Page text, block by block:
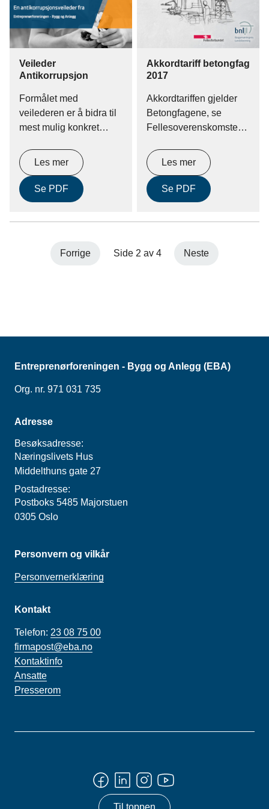
Veileder
Antikorrupsjon
Formålet med
veilederen er å bidra til
mest mulig konkret
medlemsbedriftene.
Noe av bakteppet er
anbefalinger fra
ledende
bransjerettet og praktisk
Les mer
Se PDF
Akkordtariff betongfag
2017
Akkordtariffen gjelder
Betongfagene, se
Fellesoverenskomsten
1 og 4. Arbeid som ikke
er utført skal det ikke
betales for.
Les mer
Se PDF
Forrige Side 2 av 4 Neste
Entreprenørforeningen - Bygg og Anlegg (EBA)
Org. nr. 971 031 735
Adresse
Besøksadresse:
Næringslivets Hus
Middelthuns gate 27
Postadresse:
Postboks 5485 Majorstuen
0305 Oslo
Personvern og vilkår
Personvernerklæring
Kontakt
Telefon: 23 08 75 00
firmapost@eba.no
Kontaktinfo
Ansatte
Presserom
Til toppen